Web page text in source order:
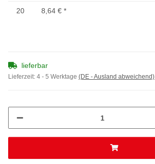
20 8,64 € *
lieferbar
Lieferzeit: 4 - 5 Werktage (DE - Ausland abweichend)